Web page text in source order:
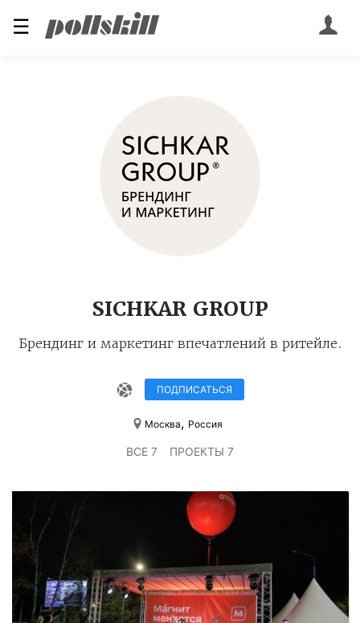
☰
SICHKAR GROUP
Брендинг и маркетинг впечатлений в ритейле.
ПОДПИСАТЬСЯ
Москва, Россия
ВСЕ 7 ПРОЕКТЫ 7